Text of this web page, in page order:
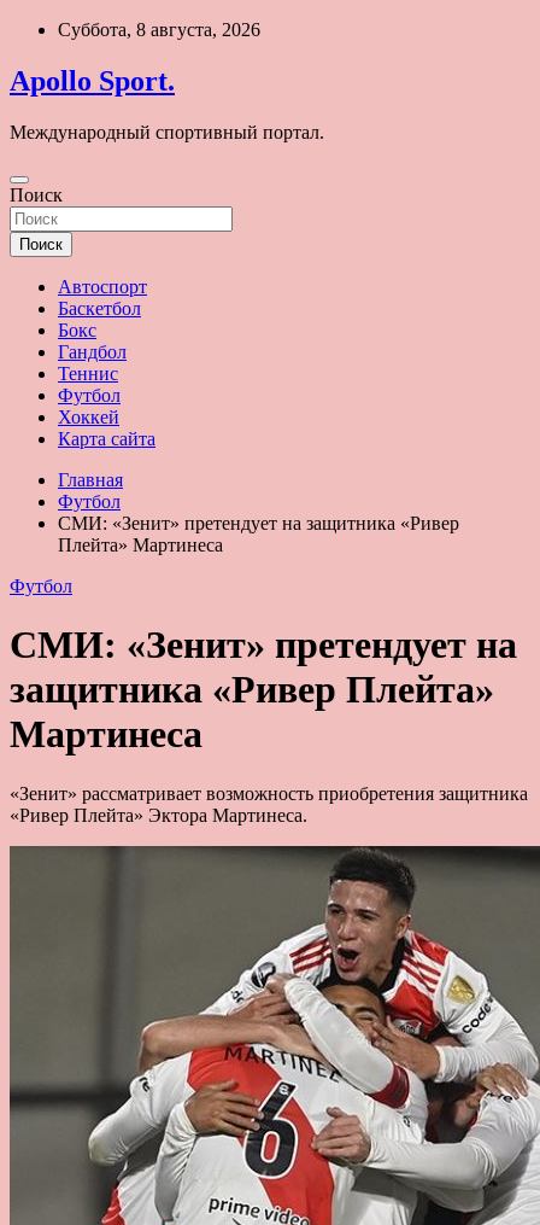
Перейти
содержимому
Суббота, 8 августа, 2026
Apollo Sport.
Международный спортивный портал.
Поиск
Поиск
Автоспорт
Баскетбол
Бокс
Гандбол
Теннис
Футбол
Хоккей
Карта сайта
Главная
Футбол
СМИ: «Зенит» претендует на защитника «Ривер
Плейта» Мартинеса
Футбол
СМИ: «Зенит» претендует на
защитника «Ривер Плейта»
Мартинеса
«Зенит» рассматривает возможность приобретения защитника
«Ривер Плейта» Эктора Мартинеса.